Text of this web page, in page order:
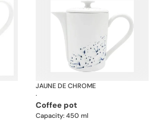
Blue Impression
JAUNE DE CHROME
·
coffee pot
Capacity: 450 ml